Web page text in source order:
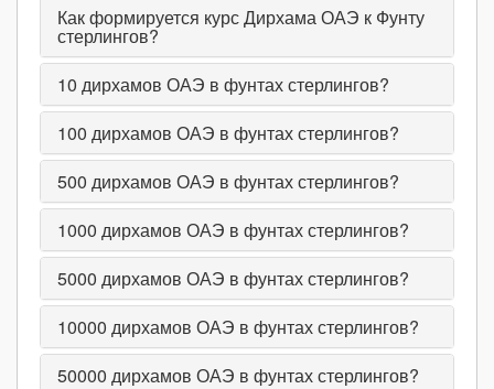
Как формируется курс Дирхама ОАЭ к Фунту
стерлингов?
10 дирхамов ОАЭ в фунтах стерлингов?
100 дирхамов ОАЭ в фунтах стерлингов?
500 дирхамов ОАЭ в фунтах стерлингов?
1000 дирхамов ОАЭ в фунтах стерлингов?
5000 дирхамов ОАЭ в фунтах стерлингов?
10000 дирхамов ОАЭ в фунтах стерлингов?
50000 дирхамов ОАЭ в фунтах стерлингов?